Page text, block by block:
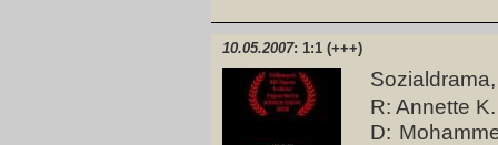
10.05.2007: 1:1 (+++)
R: Annette
D: